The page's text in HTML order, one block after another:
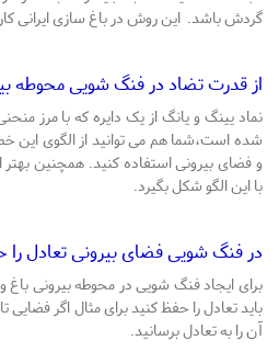
گردش باشد. این روش در باغ سازی ایرانی
از قدرت تضاد در فنگ شویی محوطه
نماد یینگ و یانگ از یک دایره که با مرز
شده است،شما هم می توانید از الگوی این
و فضای بیرونی استفاده کنید. همچنین
با این الگو شکل بگیرد.
در فنگ شویی فضای بیرونی تعادل را
برای ایجاد فنگ شویی در محوطه بیرونی باغ
باید تعادل را حفظ کنید برای مثال اگر فضایی
آن را به تعادل برسانید.